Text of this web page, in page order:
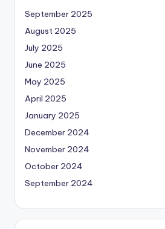
September 2025
August 2025
July 2025
June 2025
May 2025
April 2025
January 2025
December 2024
November 2024
October 2024
September 2024